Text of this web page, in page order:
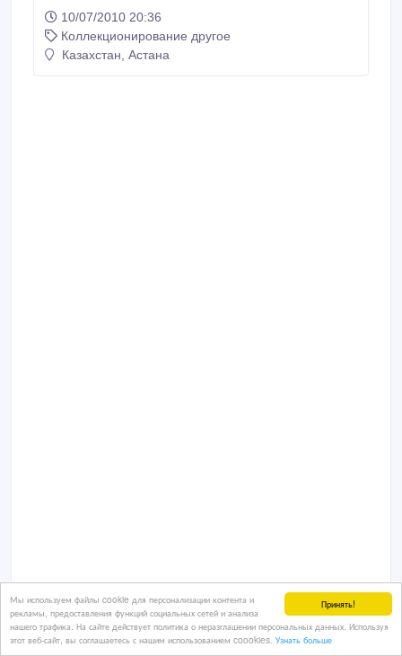
Принять!
Мы используем файлы cookie для персонализации контента и
рекламы, предоставления функций социальных сетей и анализа
нашего трафика. На сайте действует политика о неразглашении персональных данных. Используя
этот веб-сайт, вы соглашаетесь с нашим использованием coookies. Узнать больше
10/07/2010 20:36
Коллекционирование другое
Казахстан, Астана